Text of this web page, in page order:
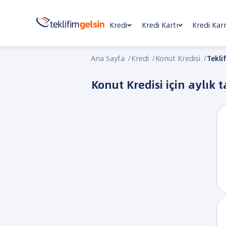
Kredi Kredi Kartı Kredi
Ana Sayfa /Kredi /Konut Kredisi /
Konut Kredisi için aylık